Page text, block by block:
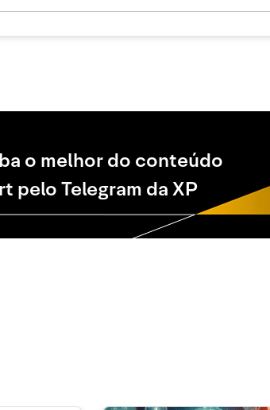
o melhor do conteúdo
pelo Telegram da XP